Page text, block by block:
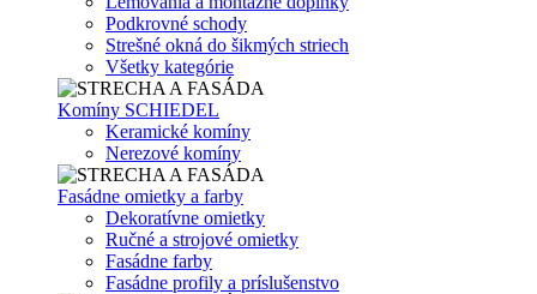
Podkrovné schody
Strešné okná do šikmých striech
Všetky kategórie
Komíny SCHIEDEL
Keramické komíny
Nerezové komíny
Fasádne omietky a farby
Dekoratívne omietky
Ručné a strojové omietky
Fasádne farby
Fasádne profily a príslušenstvo